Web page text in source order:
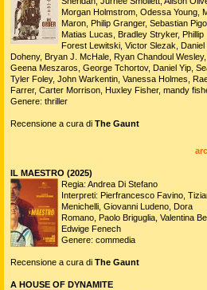
Morgan Holmstrom, Odessa Young,
Maron, Philip Granger, Sebastian
Matias Lucas, Bradley Stryker, Phillip
Forest Lewitski, Victor Slezak, Daniel
Doheny, Bryan J. McHale, Ryan Chandoul Wesley,
Geena Meszaros, George Tchortov, Daniel Yip,
Tyler Foley, John Warkentin, Vanessa Holmes,
Farrer, Carter Morrison, Huxley Fisher, mandy
Genere: thriller
Recensione a cura di The Gaunt
IL MAESTRO (2025)
Regia: Andrea Di Stefano
Interpreti: Pierfrancesco Favino,
Menichelli, Giovanni Ludeno, Dora
Romano, Paolo Briguglia, Valentina
Edwige Fenech
Genere: commedia
Recensione a cura di The Gaunt
A HOUSE OF DYNAMITE